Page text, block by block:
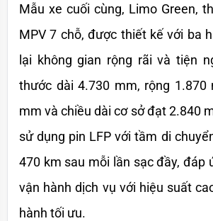
Mẫu xe cuối cùng, Limo Green,
MPV 7 chỗ, được thiết kế với ba
lại không gian rộng rãi và tiện
thước dài 4.730 mm, rộng 1.870
mm và chiều dài cơ sở đạt 2.840
sử dụng pin LFP với tầm di
470 km sau mỗi lần sạc đầy, đáp
vận hành dịch vụ với hiệu suất
hành tối ưu.